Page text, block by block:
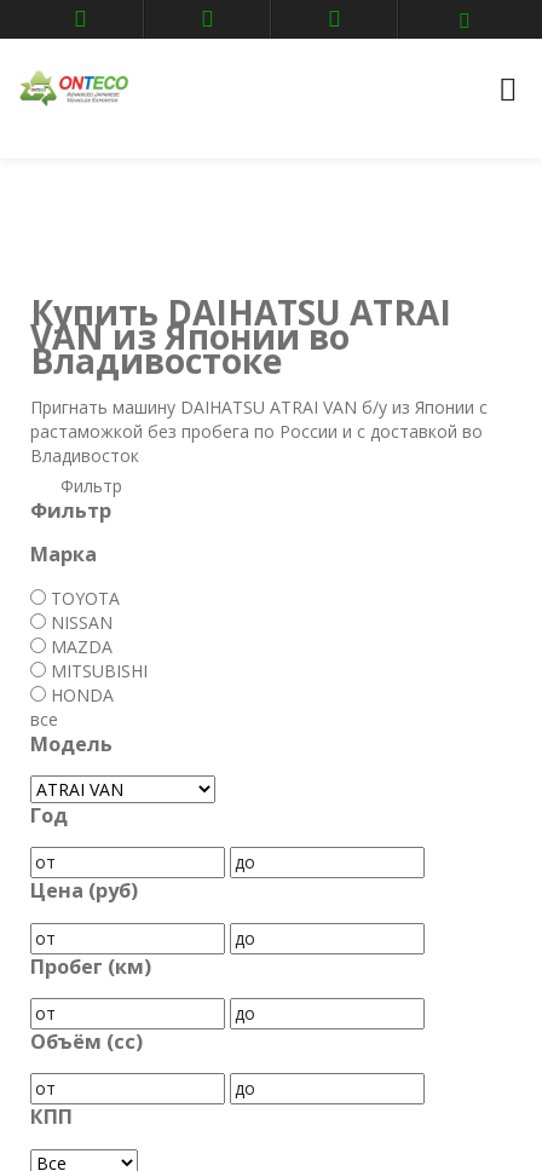
Главная
Авто аукционы
DAIHATSU
ATRAI VAN
Купить DAIHATSU ATRAI
VAN из Японии во
Владивостоке
Пригнать машину DAIHATSU ATRAI VAN б/у из Японии с
растаможкой без пробега по России и с доставкой во
Владивосток
Фильтр
Фильтр
Марка
TOYOTA
NISSAN
MAZDA
MITSUBISHI
HONDA
все
Модель
Год
Цена (руб)
Пробег (км)
Объём (cc)
КПП